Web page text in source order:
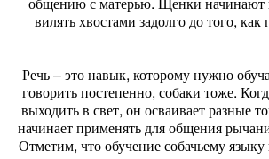
вилять хвостами задолго до того, как
Речь – это навык, которому нужно
говорить постепенно, собаки тоже.
выходить в свет, он осваивает разные
начинает применять для общения
Отметим, что обучение собачьему языку